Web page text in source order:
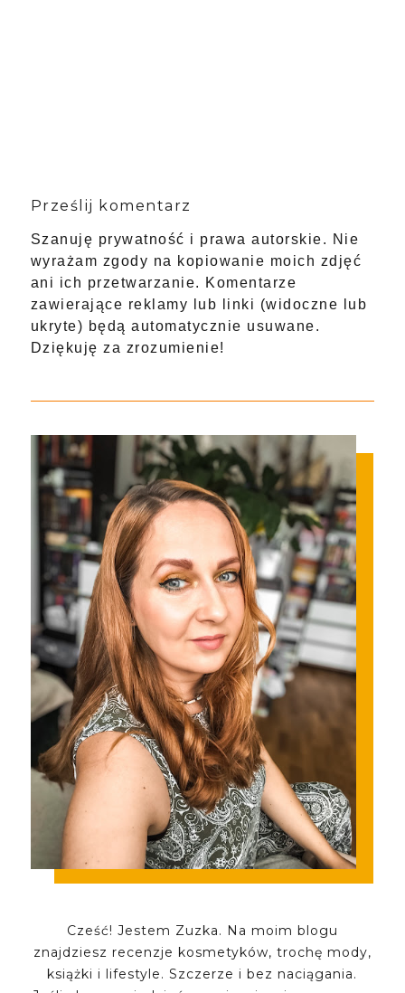
Prześlij komentarz
Szanuję prywatność i prawa autorskie. Nie
wyrażam zgody na kopiowanie moich zdjęć
ani ich przetwarzanie. Komentarze
zawierające reklamy lub linki (widoczne lub
ukryte) będą automatycznie usuwane.
Dziękuję za zrozumienie!
Cześć! Jestem Zuzka. Na moim blogu
znajdziesz recenzje kosmetyków, trochę mody,
książki i lifestyle. Szczerze i bez naciągania.